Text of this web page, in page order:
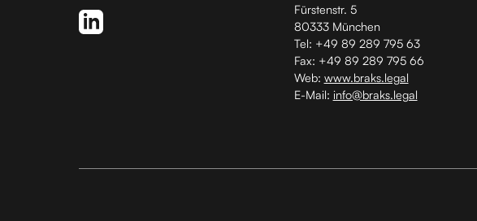
Fürstenstr. 5
80333 München
Tel: +49 89 289 795 63
Fax: +49 89 289 795 66
Web: www.braks.legal
E-Mail: info@braks.legal